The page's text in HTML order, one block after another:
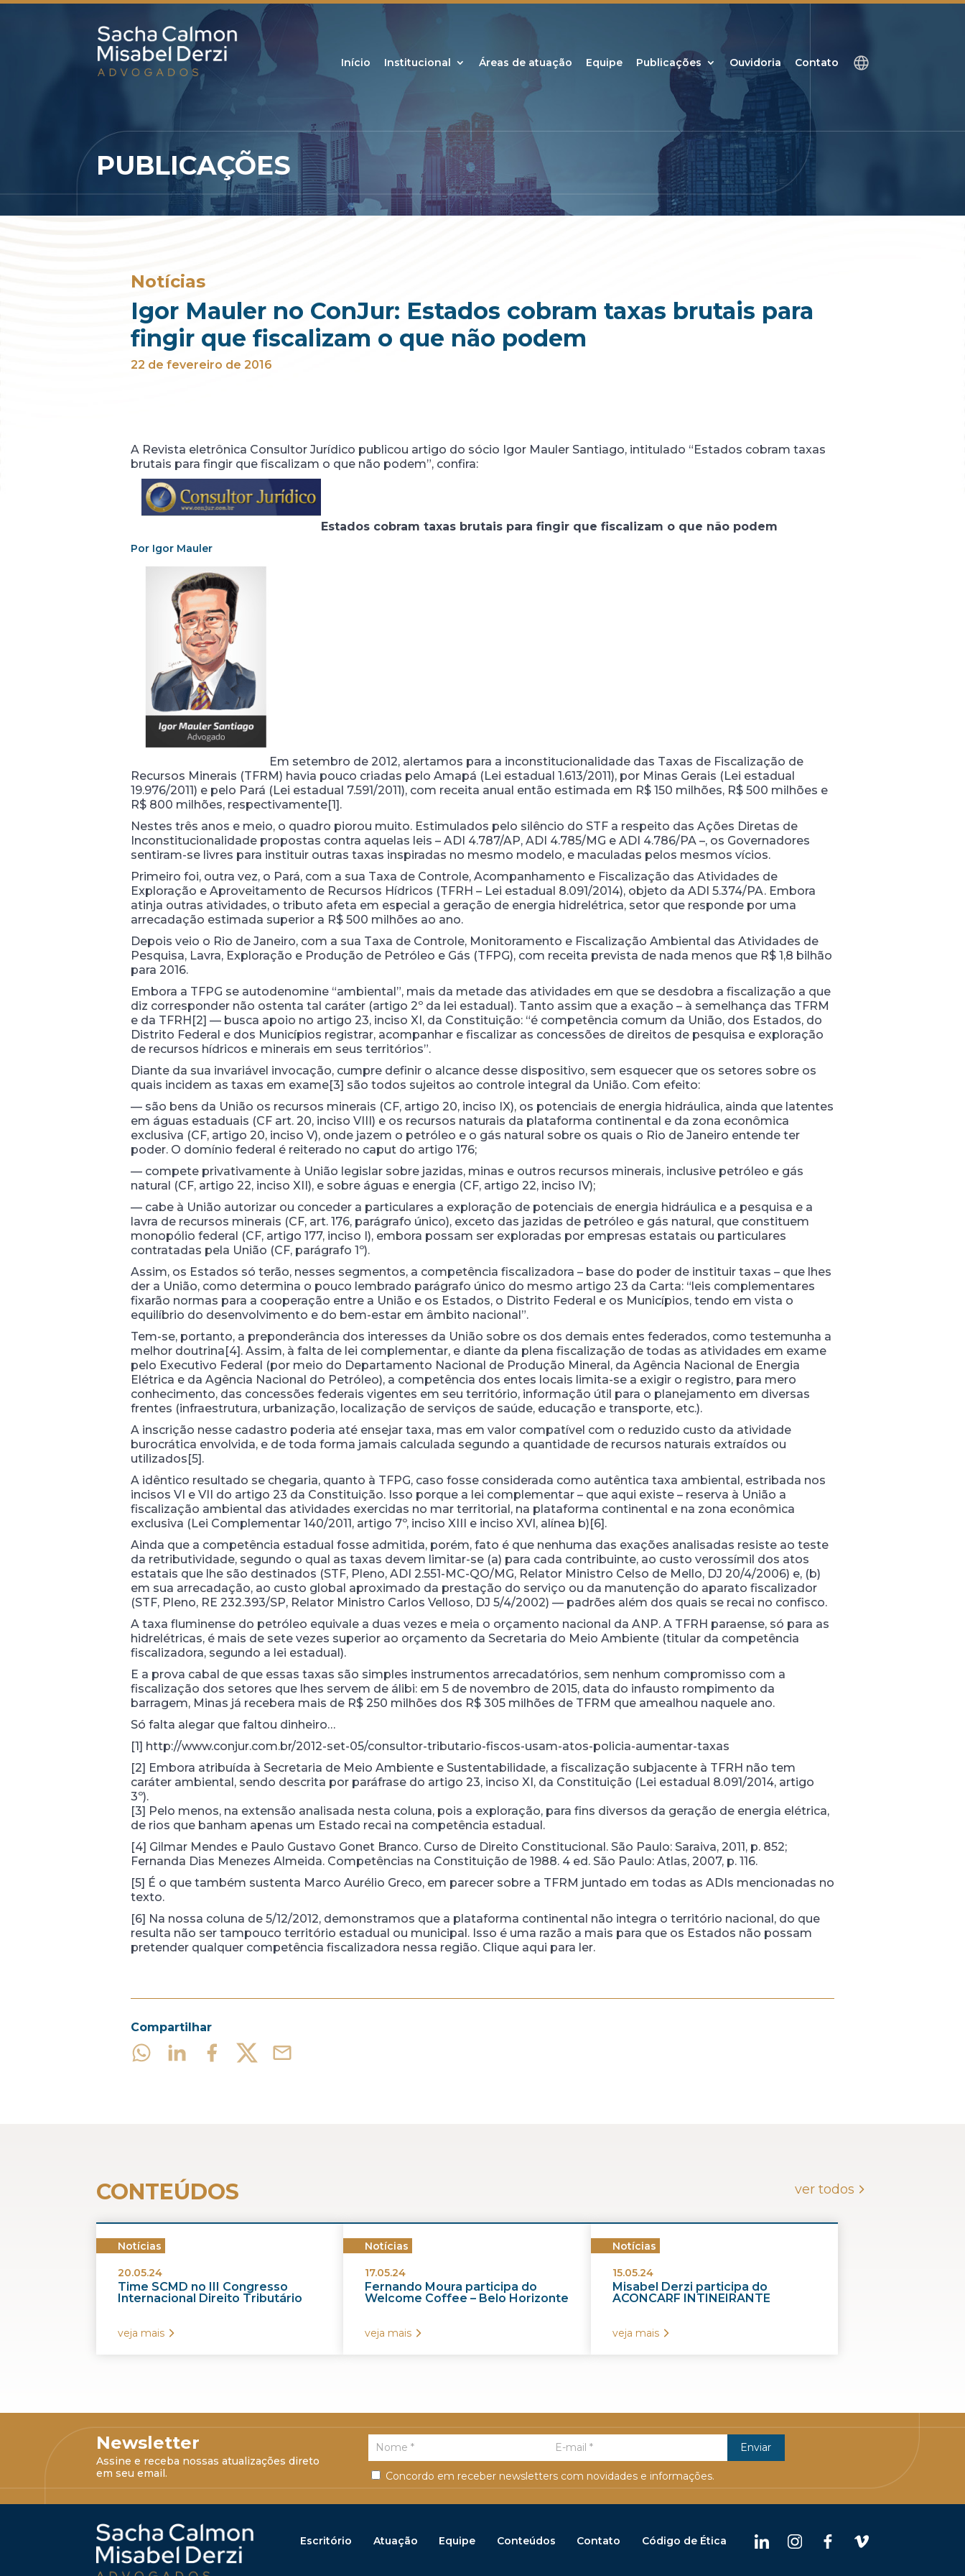
Início Institucional Áreas de atuação Equipe Publicações Ouvidoria Contato
PUBLICAÇÕES
Notícias
Igor Mauler no ConJur: Estados cobram taxas brutais para
fingir que fiscalizam o que não podem
22 de fevereiro de 2016
A Revista eletrônica Consultor Jurídico publicou artigo do sócio Igor Mauler Santiago, intitulado “Estados cobram taxas
brutais para fingir que fiscalizam o que não podem”, confira:
Estados cobram taxas brutais para fingir que fiscalizam o que não podem
Por Igor Mauler
Em setembro de 2012, alertamos para a inconstitucionalidade das Taxas de Fiscalização de
Recursos Minerais (TFRM) havia pouco criadas pelo Amapá (Lei estadual 1.613/2011), por Minas Gerais (Lei estadual
19.976/2011) e pelo Pará (Lei estadual 7.591/2011), com receita anual então estimada em R$ 150 milhões, R$ 500 milhões e
R$ 800 milhões, respectivamente[1].
Nestes três anos e meio, o quadro piorou muito. Estimulados pelo silêncio do STF a respeito das Ações Diretas de
Inconstitucionalidade propostas contra aquelas leis – ADI 4.787/AP, ADI 4.785/MG e ADI 4.786/PA –, os Governadores
sentiram-se livres para instituir outras taxas inspiradas no mesmo modelo, e maculadas pelos mesmos vícios.
Primeiro foi, outra vez, o Pará, com a sua Taxa de Controle, Acompanhamento e Fiscalização das Atividades de
Exploração e Aproveitamento de Recursos Hídricos (TFRH – Lei estadual 8.091/2014), objeto da ADI 5.374/PA. Embora
atinja outras atividades, o tributo afeta em especial a geração de energia hidrelétrica, setor que responde por uma
arrecadação estimada superior a R$ 500 milhões ao ano.
Depois veio o Rio de Janeiro, com a sua Taxa de Controle, Monitoramento e Fiscalização Ambiental das Atividades de
Pesquisa, Lavra, Exploração e Produção de Petróleo e Gás (TFPG), com receita prevista de nada menos que R$ 1,8 bilhão
para 2016.
Embora a TFPG se autodenomine “ambiental”, mais da metade das atividades em que se desdobra a fiscalização a que
diz corresponder não ostenta tal caráter (artigo 2º da lei estadual). Tanto assim que a exação – à semelhança das TFRM
e da TFRH[2] — busca apoio no artigo 23, inciso XI, da Constituição: “é competência comum da União, dos Estados, do
Distrito Federal e dos Municípios registrar, acompanhar e fiscalizar as concessões de direitos de pesquisa e exploração
de recursos hídricos e minerais em seus territórios”.
Diante da sua invariável invocação, cumpre definir o alcance desse dispositivo, sem esquecer que os setores sobre os
quais incidem as taxas em exame[3] são todos sujeitos ao controle integral da União. Com efeito:
— são bens da União os recursos minerais (CF, artigo 20, inciso IX), os potenciais de energia hidráulica, ainda que latentes
em águas estaduais (CF art. 20, inciso VIII) e os recursos naturais da plataforma continental e da zona econômica
exclusiva (CF, artigo 20, inciso V), onde jazem o petróleo e o gás natural sobre os quais o Rio de Janeiro entende ter
poder. O domínio federal é reiterado no caput do artigo 176;
— compete privativamente à União legislar sobre jazidas, minas e outros recursos minerais, inclusive petróleo e gás
natural (CF, artigo 22, inciso XII), e sobre águas e energia (CF, artigo 22, inciso IV);
— cabe à União autorizar ou conceder a particulares a exploração de potenciais de energia hidráulica e a pesquisa e a
lavra de recursos minerais (CF, art. 176, parágrafo único), exceto das jazidas de petróleo e gás natural, que constituem
monopólio federal (CF, artigo 177, inciso I), embora possam ser exploradas por empresas estatais ou particulares
contratadas pela União (CF, parágrafo 1º).
Assim, os Estados só terão, nesses segmentos, a competência fiscalizadora – base do poder de instituir taxas – que lhes
der a União, como determina o pouco lembrado parágrafo único do mesmo artigo 23 da Carta: “leis complementares
fixarão normas para a cooperação entre a União e os Estados, o Distrito Federal e os Municípios, tendo em vista o
equilíbrio do desenvolvimento e do bem-estar em âmbito nacional”.
Tem-se, portanto, a preponderância dos interesses da União sobre os dos demais entes federados, como testemunha a
melhor doutrina[4]. Assim, à falta de lei complementar, e diante da plena fiscalização de todas as atividades em exame
pelo Executivo Federal (por meio do Departamento Nacional de Produção Mineral, da Agência Nacional de Energia
Elétrica e da Agência Nacional do Petróleo), a competência dos entes locais limita-se a exigir o registro, para mero
conhecimento, das concessões federais vigentes em seu território, informação útil para o planejamento em diversas
frentes (infraestrutura, urbanização, localização de serviços de saúde, educação e transporte, etc.).
A inscrição nesse cadastro poderia até ensejar taxa, mas em valor compatível com o reduzido custo da atividade
burocrática envolvida, e de toda forma jamais calculada segundo a quantidade de recursos naturais extraídos ou
utilizados[5].
A idêntico resultado se chegaria, quanto à TFPG, caso fosse considerada como autêntica taxa ambiental, estribada nos
incisos VI e VII do artigo 23 da Constituição. Isso porque a lei complementar – que aqui existe – reserva à União a
fiscalização ambiental das atividades exercidas no mar territorial, na plataforma continental e na zona econômica
exclusiva (Lei Complementar 140/2011, artigo 7º, inciso XIII e inciso XVI, alínea b)[6].
Ainda que a competência estadual fosse admitida, porém, fato é que nenhuma das exações analisadas resiste ao teste
da retributividade, segundo o qual as taxas devem limitar-se (a) para cada contribuinte, ao custo verossímil dos atos
estatais que lhe são destinados (STF, Pleno, ADI 2.551-MC-QO/MG, Relator Ministro Celso de Mello, DJ 20/4/2006) e, (b)
em sua arrecadação, ao custo global aproximado da prestação do serviço ou da manutenção do aparato fiscalizador
(STF, Pleno, RE 232.393/SP, Relator Ministro Carlos Velloso, DJ 5/4/2002) — padrões além dos quais se recai no confisco.
A taxa fluminense do petróleo equivale a duas vezes e meia o orçamento nacional da ANP. A TFRH paraense, só para as
hidrelétricas, é mais de sete vezes superior ao orçamento da Secretaria do Meio Ambiente (titular da competência
fiscalizadora, segundo a lei estadual).
E a prova cabal de que essas taxas são simples instrumentos arrecadatórios, sem nenhum compromisso com a
fiscalização dos setores que lhes servem de álibi: em 5 de novembro de 2015, data do infausto rompimento da
barragem, Minas já recebera mais de R$ 250 milhões dos R$ 305 milhões de TFRM que amealhou naquele ano.
Só falta alegar que faltou dinheiro…
[1] http://www.conjur.com.br/2012-set-05/consultor-tributario-fiscos-usam-atos-policia-aumentar-taxas
[2] Embora atribuída à Secretaria de Meio Ambiente e Sustentabilidade, a fiscalização subjacente à TFRH não tem
caráter ambiental, sendo descrita por paráfrase do artigo 23, inciso XI, da Constituição (Lei estadual 8.091/2014, artigo
3º).
[3] Pelo menos, na extensão analisada nesta coluna, pois a exploração, para fins diversos da geração de energia elétrica,
de rios que banham apenas um Estado recai na competência estadual.
[4] Gilmar Mendes e Paulo Gustavo Gonet Branco. Curso de Direito Constitucional. São Paulo: Saraiva, 2011, p. 852;
Fernanda Dias Menezes Almeida. Competências na Constituição de 1988. 4 ed. São Paulo: Atlas, 2007, p. 116.
[5] É o que também sustenta Marco Aurélio Greco, em parecer sobre a TFRM juntado em todas as ADIs mencionadas no
texto.
[6] Na nossa coluna de 5/12/2012, demonstramos que a plataforma continental não integra o território nacional, do que
resulta não ser tampouco território estadual ou municipal. Isso é uma razão a mais para que os Estados não possam
pretender qualquer competência fiscalizadora nessa região. Clique aqui para ler.
Compartilhar
CONTEÚDOS ver todos
Notícias
20.05.24
Time SCMD no III Congresso
Internacional Direito Tributário
veja mais
Notícias
17.05.24
Fernando Moura participa do
Welcome Coffee – Belo Horizonte
veja mais
Notícias
15.05.24
Misabel Derzi participa do
ACONCARF INTINEIRANTE
veja mais
Newsletter
Assine e receba nossas atualizações direto
em seu email.
Concordo em receber newsletters com novidades e informações.
Escritório Atuação Equipe Conteúdos Contato Código de Ética